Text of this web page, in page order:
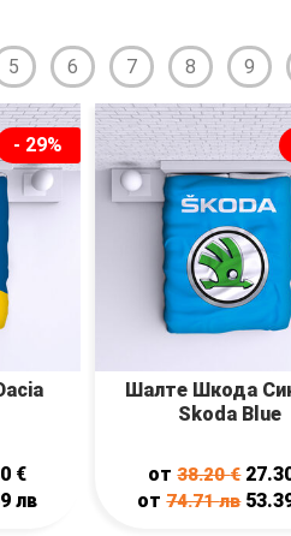
5 6 7 8 9
- 29%
€
лв
Шалте Шкода
Skoda Blue
от38.20€
от74.71лв